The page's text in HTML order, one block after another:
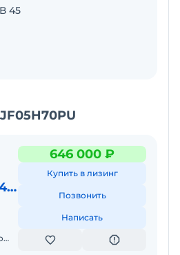
45
646 000 ₽
Купить в лизинг
Позвонить
Написать